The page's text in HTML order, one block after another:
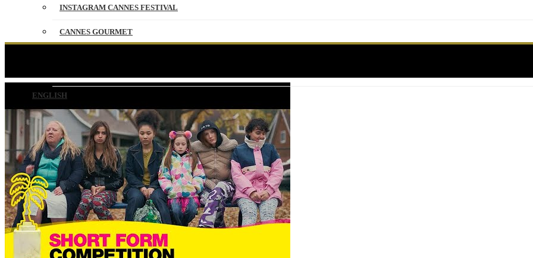
INSTAGRAM CANNES FESTIVAL
CANNES GOURMET
ENGLISH